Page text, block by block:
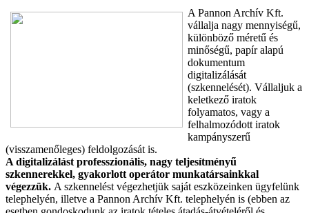
A Pannon Archív Kft.
vállalja nagy mennyiségű,
különböző méretű és
minőségű, papír alapú
dokumentum
digitalizálását
(szkennelését). Vállaljuk a
keletkező iratok
folyamatos, vagy a
felhalmozódott iratok
kampányszerű
(visszamenőleges) feldolgozását is.
A digitalizálást professzionális, nagy teljesítményű
szkennerekkel, gyakorlott operátor munkatársainkkal
végezzük. A szkennelést végezhetjük saját eszközeinken ügyfelünk
telephelyén, illetve a Pannon Archív Kft. telephelyén is (ebben az